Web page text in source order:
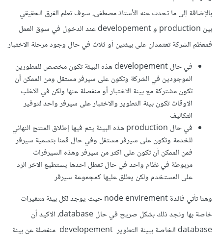
بالإضافة إلى ما تحدث عنه الأستاذ مصطفى، سوف تعلم الفرق الحقيقي
بين production و developement عند الدخول في سوق العمل
فمعظم الشركة تعتمدان على بيئتين أو ثلاث في حال وجود مرحلة الاختبار
في حال developement هذه البيئة تكون مخصص للمطورين
الموجودين في الشركة وتكون على سيرفر مستقل ومن الممكن أن
تكون مشتركة مع بيئة الاختبار أو منفصلة عنها ولكن في الاغلب
الاوقات تكون بيئة التطوير والاختبار على سيرفر واحد لتوفير
التكاليف
في حال production هذه البيئة يتم فيها إطلاق المنتج النهائي
للخدمة وتكون على سيرفر مستقل وفي حال قمنا بتسمية سيرفر
فمن الممكن أن تكون على اكثر من سيرفر وهذه السيرفرات
مربوطة في نظام واحد في حال تعطل احدها يستطيع الاخر الرد
على المستخدم ولكن يطلق عليها كمجموعة سيرفر
وهنا تأتي فائدة node envirement حيث يوجد لكل بيئة متغيرات
خاصة بها ونجد ذلك بشكل صريح في حال database، الاكيد أن
database الخاصة ببيئة التطوير developement منفصلة عن بيئة